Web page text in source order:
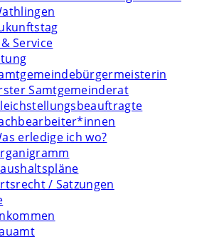
Service
Samtgemeinderat
erledige ich wo?
/ Satzungen